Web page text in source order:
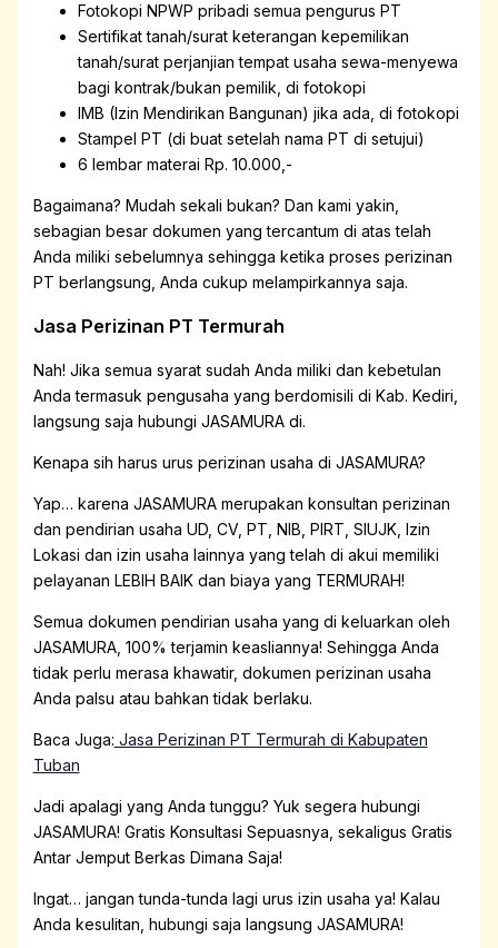
Fotokopi NPWP pribadi semua pengurus PT
Sertifikat tanah/surat keterangan kepemilikan
tanah/surat perjanjian tempat usaha sewa-menyewa
bagi kontrak/bukan pemilik, di fotokopi
IMB (Izin Mendirikan Bangunan) jika ada, di fotokopi
Stampel PT (di buat setelah nama PT di setujui)
6 lembar materai Rp. 10.000,-
Bagaimana? Mudah sekali bukan? Dan kami yakin,
sebagian besar dokumen yang tercantum di atas telah
Anda miliki sebelumnya sehingga ketika proses perizinan
PT berlangsung, Anda cukup melampirkannya saja.
Jasa Perizinan PT Termurah
Nah! Jika semua syarat sudah Anda miliki dan kebetulan
Anda termasuk pengusaha yang berdomisili di Kab. Kediri,
langsung saja hubungi JASAMURA di.
Kenapa sih harus urus perizinan usaha di JASAMURA?
Yap… karena JASAMURA merupakan konsultan perizinan
dan pendirian usaha UD, CV, PT, NIB, PIRT, SIUJK, Izin
Lokasi dan izin usaha lainnya yang telah di akui memiliki
pelayanan LEBIH BAIK dan biaya yang TERMURAH!
Semua dokumen pendirian usaha yang di keluarkan oleh
JASAMURA, 100% terjamin keasliannya! Sehingga Anda
tidak perlu merasa khawatir, dokumen perizinan usaha
Anda palsu atau bahkan tidak berlaku.
Baca Juga: Jasa Perizinan PT Termurah di Kabupaten
Tuban
Jadi apalagi yang Anda tunggu? Yuk segera hubungi
JASAMURA! Gratis Konsultasi Sepuasnya, sekaligus Gratis
Antar Jemput Berkas Dimana Saja!
Ingat… jangan tunda-tunda lagi urus izin usaha ya! Kalau
Anda kesulitan, hubungi saja langsung JASAMURA!